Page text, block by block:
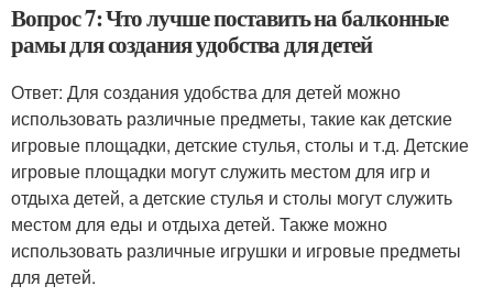
Вопрос 7: Что лучше поставить на балконные
рамы для создания удобства для детей
Ответ: Для создания удобства для детей можно
использовать различные предметы, такие как детские
игровые площадки, детские стулья, столы и т.д. Детские
игровые площадки могут служить местом для игр и
отдыха детей, а детские стулья и столы могут служить
местом для еды и отдыха детей. Также можно
использовать различные игрушки и игровые предметы
для детей.